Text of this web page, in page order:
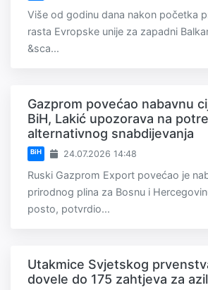
Više od godinu dana nakon početka
rasta Evropske unije za zapadni
&sca...
Gazprom povećao nabavnu
BiH, Lakić upozorava na
alternativnog snabdijevanja
BiH 24.07.2026 14:48
Ruski Gazprom Export povećao je
prirodnog plina za Bosnu i
posto, potvrdio...
Utakmice Svjetskog
dovele do 175 zahtjeva za azil